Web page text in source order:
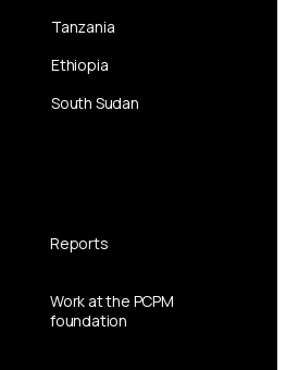
Tanzania
Ethiopia
South Sudan
Reports
Work at the PCPM
foundation